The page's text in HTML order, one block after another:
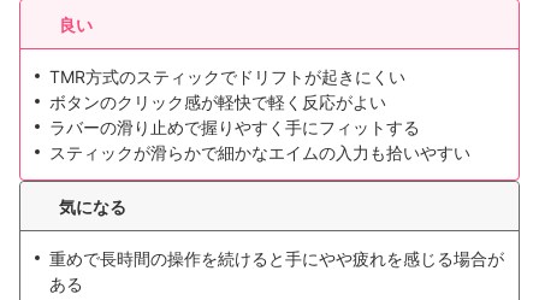
良い
TMR方式のスティックでドリフトが起きにくい
ボタンのクリック感が軽快で軽く反応がよい
ラバーの滑り止めで握りやすく手にフィットする
スティックが滑らかで細かなエイムの入力も拾いやすい
気になる
重めで長時間の操作を続けると手にやや疲れを感じる場合が
ある